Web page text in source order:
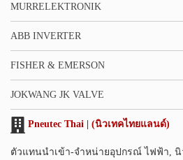
MURRELEKTRONIK
ABB INVERTER
FISHER & EMERSON
JOKWANG JK VALVE
Pneutec Thai | (นิวเทคไทยแลนด์)
ตัวแทนนำเข้า-จำหน่ายอุปกรณ์ ไฟฟ้า, นิ